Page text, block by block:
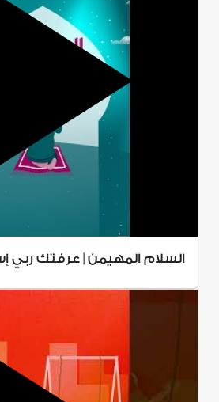
السلام المهيمن | عرفتك ربي